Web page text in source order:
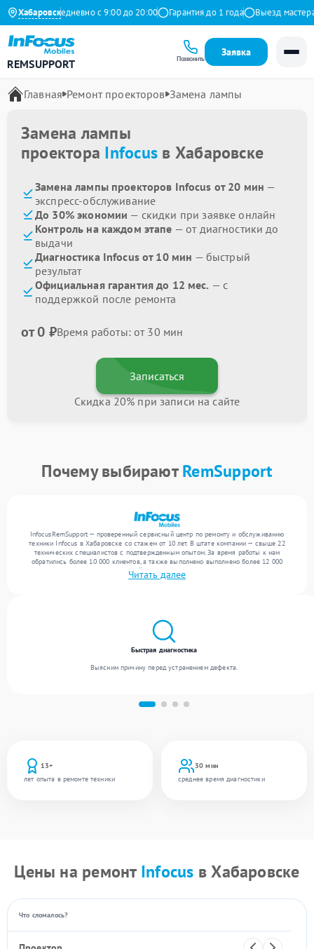
ХабаровскЕжедневно с 9:00 до 20:00 Гарантия до 1 года Выезд мастера
REMSUPPORT Позвонить
Заявка
Главная Ремонт проекторов Замена лампы
Замена лампы
проектора Infocus в Хабаровске
Замена лампы проекторов Infocus от 20 мин —
экспресс-обслуживание
До 30% экономии — скидки при заявке онлайн
Контроль на каждом этапе — от диагностики до
выдачи
Диагностика Infocus от 10 мин — быстрый
результат
Официальная гарантия до 12 мес. — с
поддержкой после ремонта
от 0 ₽Время работы: от 30 мин
Записаться
Скидка 20% при записи на сайте
Почему выбираютRemSupport
InfocusRemSupport — проверенный сервисный центр по ремонту и обслуживанию
техники Infocus в Хабаровске со стажем от 10 лет. В штате компании — свыше 22
технических специалистов с подтвержденным опытом. За время работы к нам
обратились более 10 000 клиентов, а также выполнено выполнено более 12 000
ремонтов. Ежемесячно в сервисный центр поступает свыше 300 единиц техники,
включая , , . Мы выполняем ремонт различного уровня сложности и гарантируем
Читать далее
13+
лет опыта в ремонте техники
30 мин
среднее время диагностики
Быстрая диагностика
Выясним причину перед устранением дефекта.
Цены на ремонт Infocus в Хабаровске
Что сломалось?